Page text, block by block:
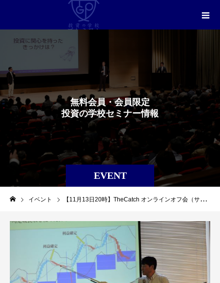
EVENT
無料会員・会員 限定
投資の学校セミ ナー情報
イベント 【11月13日20時】TheCatch オンラインオフ会（サルパ）